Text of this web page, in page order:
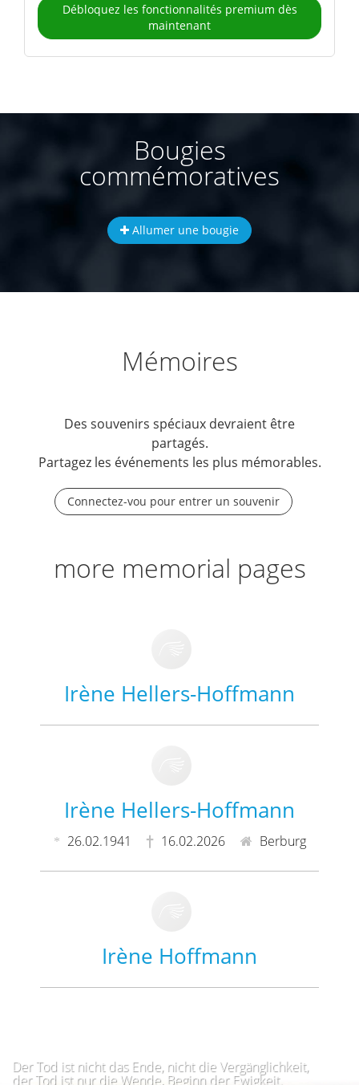
Débloquez les fonctionnalités premium dès
maintenant
Bougies
commémoratives
Allumer une bougie
Mémoires
Des souvenirs spéciaux devraient être
partagés.
Partagez les événements les plus mémorables.
Connectez-vou pour entrer un souvenir
more memorial pages
Irène Hellers-Hoffmann
Irène Hellers-Hoffmann
26.02.1941 16.02.2026 Berburg
Irène Hoffmann
Der Tod ist nicht das Ende, nicht die Vergänglichkeit,
der Tod ist nur die Wende, Beginn der Ewigkeit.